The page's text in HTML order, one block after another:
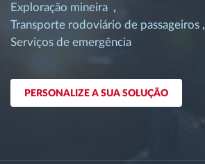
Gestão de tarefas
Controle de acesso
Exploração mineira
Transporte rodoviário de passageiros
Serviços de emergência
PERSONALIZE A SUA SOLUÇÃO